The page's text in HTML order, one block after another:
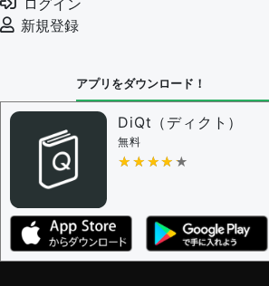
審査に対する投票権限を持つユ
決定に必要な投票数 -
問題の編集権限を持つユーザ
審査に対する投票権限を持つユ
決定に必要な投票数 -
編集ガイドライン
ログイン
新規登録
アプリをダウンロード！
DiQt（ディクト）
無料
★★★★★
★★★★★